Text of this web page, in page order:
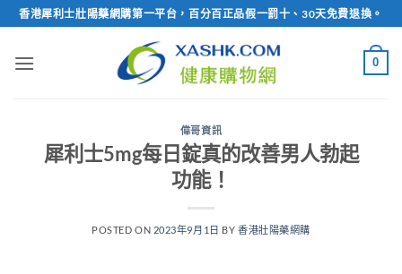
Skip
to
content
香港犀利士壯陽藥網購第一平台，百分百正品假一罰十、30天免費退換。
0
偉哥資訊
犀利士5mg每日錠真的改善男人勃起
功能！
POSTED ON 2023年9月1日 BY 香港壯陽藥網購